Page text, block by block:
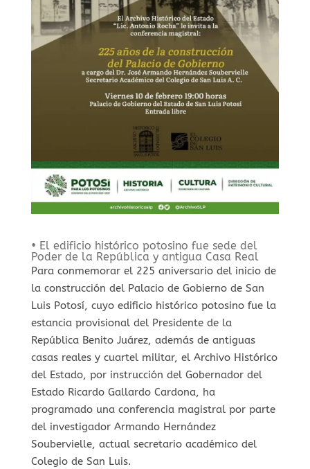
• El edificio histórico potosino fue sede del
Poder de la República y antigua Casa Real
Para conmemorar el 225 aniversario del inicio de
la construcción del Palacio de Gobierno de San
Luis Potosí, cuyo edificio histórico potosino fue la
estancia provisional del Presidente de la
República Benito Juárez, además de antiguas
casas reales y cuartel militar, el Archivo Histórico
del Estado, por instrucción del Gobernador del
Estado Ricardo Gallardo Cardona, ha
programado una conferencia magistral por parte
del investigador Armando Hernández
Soubervielle, actual secretario académico del
Colegio de San Luis.